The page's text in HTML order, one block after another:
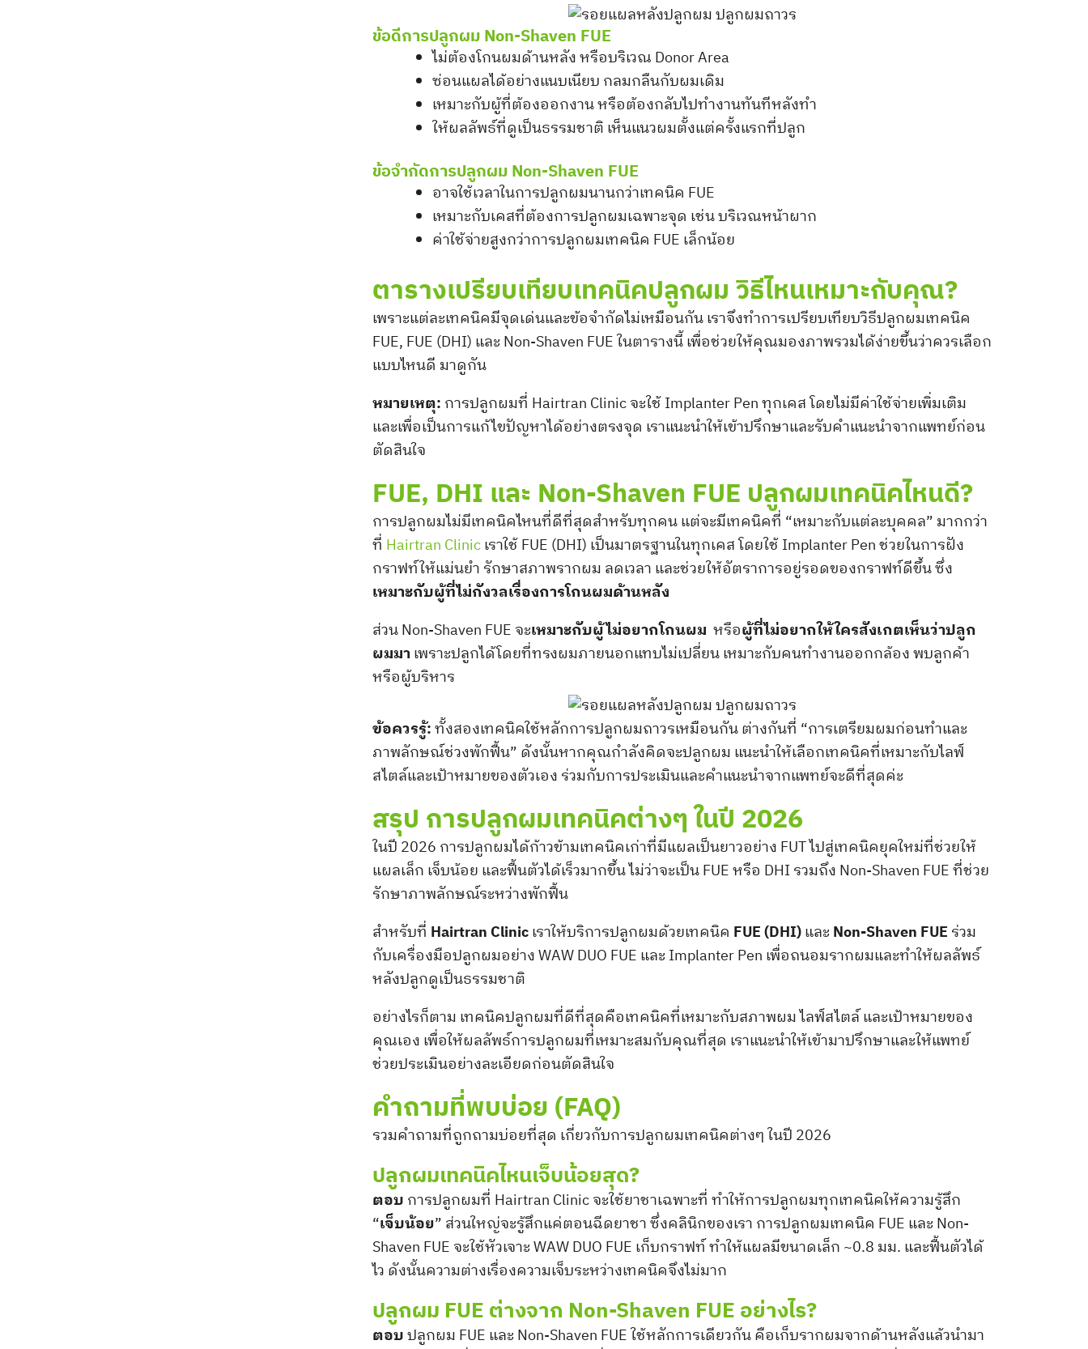
ข้อดีการปลูกผม Non-Shaven FUE
ไม่ต้องโกนผมด้านหลัง หรือบริเวณ Donor Area
ซ่อนแผลได้อย่างแนบเนียบ กลมกลืนกับผมเดิม
เหมาะกับผู้ที่ต้องออกงาน หรือต้องกลับไปทำงานทันทีหลังทำ
ให้ผลลัพธ์ที่ดูเป็นธรรมชาติ เห็นแนวผมตั้งแต่ครั้งแรกที่ปลูก
ข้อจำกัดการปลูกผม Non-Shaven FUE
อาจใช้เวลาในการปลูกผมนานกว่าเทคนิค FUE
เหมาะกับเคสที่ต้องการปลูกผมเฉพาะจุด เช่น บริเวณหน้าผาก
ค่าใช้จ่ายสูงกว่าการปลูกผมเทคนิค FUE เล็กน้อย
ตารางเปรียบเทียบเทคนิคปลูกผม วิธีไหนเหมาะกับคุณ?
เพราะแต่ละเทคนิคมีจุดเด่นและข้อจำกัดไม่เหมือนกัน เราจึงทำการเปรียบเทียบวิธีปลูกผมเทคนิค
FUE, FUE (DHI) และ Non-Shaven FUE ในตารางนี้ เพื่อช่วยให้คุณมองภาพรวมได้ง่ายขึ้นว่าควรเลือก
แบบไหนดี มาดูกัน
หมายเหตุ: การปลูกผมที่ Hairtran Clinic จะใช้ Implanter Pen ทุกเคส โดยไม่มีค่าใช้จ่ายเพิ่มเติม
และเพื่อเป็นการแก้ไขปัญหาได้อย่างตรงจุด เราแนะนำให้เข้าปรึกษาและรับคำแนะนำจากแพทย์ก่อน
ตัดสินใจ
FUE, DHI และ Non-Shaven FUE ปลูกผมเทคนิคไหนดี?
การปลูกผมไม่มีเทคนิคไหนที่ดีที่สุดสำหรับทุกคน แต่จะมีเทคนิคที่ “เหมาะกับแต่ละบุคคล” มากกว่า
ที่ Hairtran Clinicเราใช้ FUE (DHI) เป็นมาตรฐานในทุกเคส โดยใช้ Implanter Pen ช่วยในการฝัง
กราฟท์ให้แม่นยำ รักษาสภาพรากผม ลดเวลา และช่วยให้อัตราการอยู่รอดของกราฟท์ดีขึ้น ซึ่ง
เหมาะกับผู้ที่ไม่กังวลเรื่องการโกนผมด้านหลัง
ส่วน Non-Shaven FUE จะเหมาะกับผู้ไม่อยากโกนผม หรือผู้ที่ไม่อยากให้ใครสังเกตเห็นว่าปลูก
ผมมา เพราะปลูกได้โดยที่ทรงผมภายนอกแทบไม่เปลี่ยน เหมาะกับคนทำงานออกกล้อง พบลูกค้า
หรือผู้บริหาร
ข้อควรรู้:ทั้งสองเทคนิคใช้หลักการปลูกผมถาวรเหมือนกัน ต่างกันที่ “การเตรียมผมก่อนทำและ
ภาพลักษณ์ช่วงพักฟื้น” ดังนั้นหากคุณกำลังคิดจะปลูกผม แนะนำให้เลือกเทคนิคที่เหมาะกับไลฟ์
สไตล์และเป้าหมายของตัวเอง ร่วมกับการประเมินและคำแนะนำจากแพทย์จะดีที่สุดค่ะ
สรุป การปลูกผมเทคนิคต่างๆ ในปี 2026
ในปี 2026 การปลูกผมได้ก้าวข้ามเทคนิคเก่าที่มีแผลเป็นยาวอย่าง FUT ไปสู่เทคนิคยุคใหม่ที่ช่วยให้
แผลเล็ก เจ็บน้อย และฟื้นตัวได้เร็วมากขึ้น ไม่ว่าจะเป็น FUE หรือ DHI รวมถึง Non-Shaven FUE ที่ช่วย
รักษาภาพลักษณ์ระหว่างพักฟื้น
สำหรับที่ Hairtran Clinicเราให้บริการปลูกผมด้วยเทคนิค FUE (DHI)และ Non-Shaven FUE ร่วม
กับเครื่องมือปลูกผมอย่าง WAW DUO FUE และ Implanter Pen เพื่อถนอมรากผมและทำให้ผลลัพธ์
หลังปลูกดูเป็นธรรมชาติ
อย่างไรก็ตาม เทคนิคปลูกผมที่ดีที่สุดคือเทคนิคที่เหมาะกับสภาพผม ไลฟ์สไตล์ และเป้าหมายของ
คุณเอง เพื่อให้ผลลัพธ์การปลูกผมที่เหมาะสมกับคุณที่สุด เราแนะนำให้เข้ามาปรึกษาและให้แพทย์
ช่วยประเมินอย่างละเอียดก่อนตัดสินใจ
คำถามที่พบบ่อย (FAQ)
รวมคำถามที่ถูกถามบ่อยที่สุด เกี่ยวกับการปลูกผมเทคนิคต่างๆ ในปี 2026
ปลูกผมเทคนิคไหนเจ็บน้อยสุด?
ตอบ การปลูกผมที่ Hairtran Clinic จะใช้ยาชาเฉพาะที่ ทำให้การปลูกผมทุกเทคนิคให้ความรู้สึก
“เจ็บน้อย” ส่วนใหญ่จะรู้สึกแค่ตอนฉีดยาชา ซึ่งคลินิกของเรา การปลูกผมเทคนิค FUE และ Non-
Shaven FUE จะใช้หัวเจาะ WAW DUO FUE เก็บกราฟท์ ทำให้แผลมีขนาดเล็ก ~0.8 มม. และฟื้นตัวได้
ไว ดังนั้นความต่างเรื่องความเจ็บระหว่างเทคนิคจึงไม่มาก
ปลูกผม FUE ต่างจาก Non-Shaven FUE อย่างไร?
ตอบปลูกผม FUE และ Non-Shaven FUE ใช้หลักการเดียวกัน คือเก็บรากผมจากด้านหลังแล้วนำมา